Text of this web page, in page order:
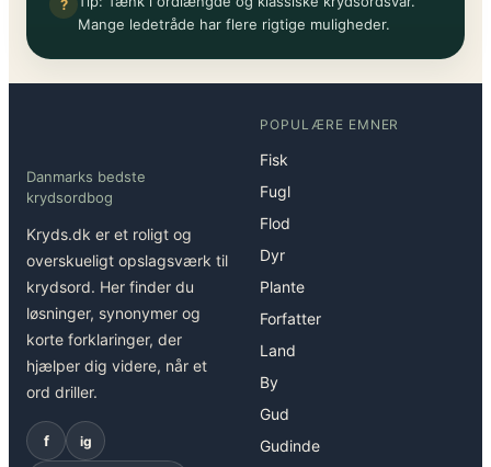
?
Mange ledetråde har flere rigtige muligheder.
Danmarks bedste
krydsordbog
Kryds.dk er et roligt og
overskueligt opslagsværk til
krydsord. Her finder du
løsninger, synonymer og
korte forklaringer, der
hjælper dig videre, når et
ord driller.
f ig
POPULÆRE EMNER
Fisk
Fugl
Flod
Dyr
Plante
Forfatter
Land
By
Gud
Gudinde